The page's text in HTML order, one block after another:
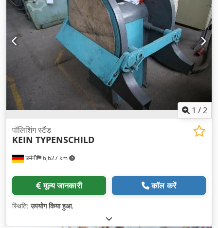
1 /2
जर्मनी 6,627 km
पॉलिशिंग स्टैंड
KEIN TYPENSCHILD
मूल्य जानकारी कॉल करें
स्थिति:उपयोग किया हुआ,